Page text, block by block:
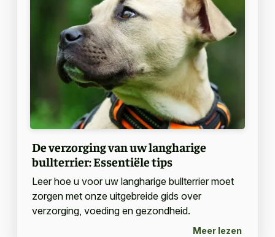
De verzorging van uw langharige
bullterrier: Essentiële tips
Leer hoe u voor uw langharige bullterrier moet
zorgen met onze uitgebreide gids over
verzorging, voeding en gezondheid.
Meer lezen